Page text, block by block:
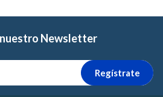
Newsletter
Regístrate